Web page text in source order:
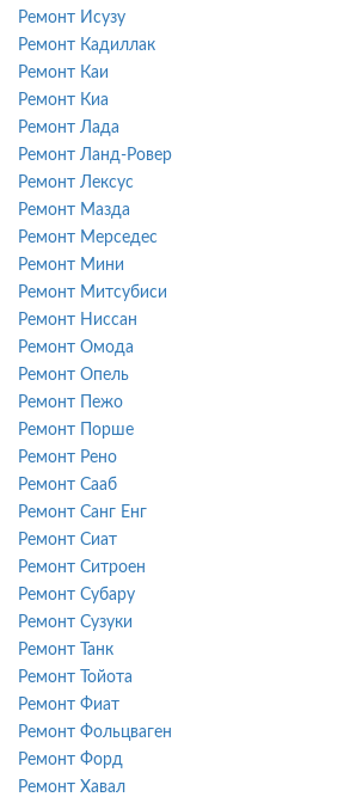
Ремонт Исузу
Ремонт Кадиллак
Ремонт Каи
Ремонт Киа
Ремонт Лада
Ремонт Ланд-Ровер
Ремонт Лексус
Ремонт Мазда
Ремонт Мерседес
Ремонт Мини
Ремонт Митсубиси
Ремонт Ниссан
Ремонт Омода
Ремонт Опель
Ремонт Пежо
Ремонт Порше
Ремонт Рено
Ремонт Сааб
Ремонт Санг Енг
Ремонт Сиат
Ремонт Ситроен
Ремонт Субару
Ремонт Сузуки
Ремонт Танк
Ремонт Тойота
Ремонт Фиат
Ремонт Фольцваген
Ремонт Форд
Ремонт Хавал